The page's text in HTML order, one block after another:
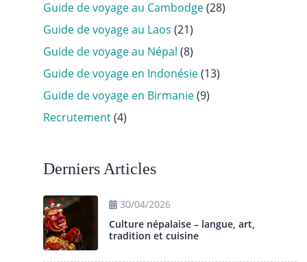
Guide de voyage au Cambodge(28)
Guide de voyage au Laos (21)
Guide de voyage au Népal (8)
Guide de voyage en Indonésie(13)
Guide de voyage en Birmanie(9)
Recrutement(4)
Derniers Articles
30/04/2026
Culture népalaise – langue, art,
tradition et cuisine